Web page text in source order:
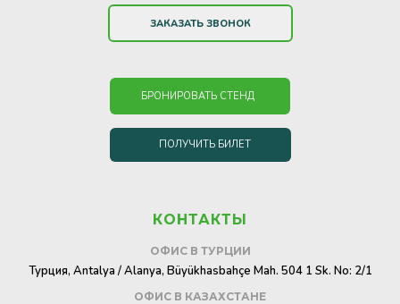
ЗАКАЗАТЬ ЗВОНОК
БРОНИРОВАТЬ СТЕНД
ПОЛУЧИТЬ БИЛЕТ
КОНТАКТЫ
ОФИС В ТУРЦИИ
Турция, Antalya / Alanya, Büyükhasbahçe Mah. 504 1 Sk. No: 2/1
ОФИС В КАЗАХСТАНЕ